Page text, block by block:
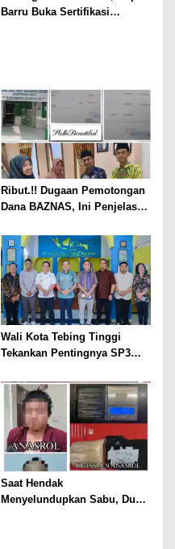
Barru Buka Sertifikasi
Ribut.!! Dugaan Pemotongan
Dana BAZNAS, Ini Penjelasan
Wali Kota Tebing Tinggi
Tekankan Pentingnya SP3
Saat Hendak
Menyelundupkan Sabu, Dua